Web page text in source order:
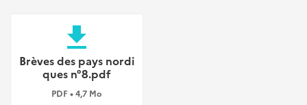
file_download
Brèves des pays nordi
ques n°8.pdf
PDF • 4,7 Mo